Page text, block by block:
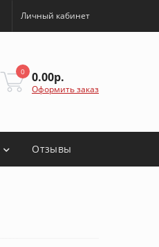
Личный кабинет
0 0.00р.
Оформить заказ
Отзывы